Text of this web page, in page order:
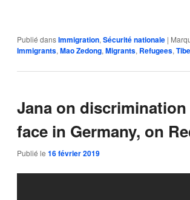
Publié dansImmigration, Sécurité nationale |
Immigrants, Mao Zedong, Migrants, Refugees,
Jana on
face in Germany, on
Publié le 16 février 2019